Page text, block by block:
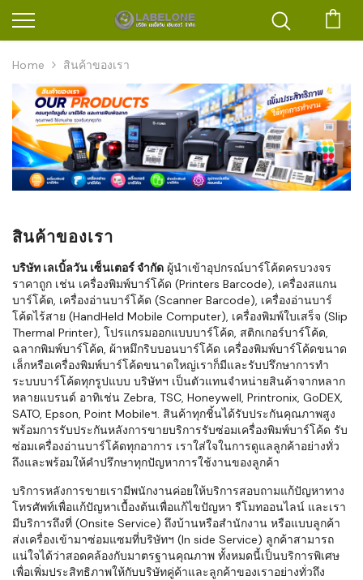
Home สินค้าของเรา
สินค้าของเรา
บริษัท เลเบิ้ลวัน เซ็นเตอร์ จำกัด ผู้นำเข้าอุปกรณ์บาร์โค้ดครบวงจร
ราคาถูก เช่น เครื่องพิมพ์บาร์โค้ด (Printers Barcode), เครื่องสแกน
บาร์โค้ด, เครื่องอ่านบาร์โค้ด (Scanner Barcode), เครื่องอ่านบาร์
โค้ดไร้สาย (HandHeld Mobile Computer), เครื่องพิมพ์ใบเสร็จ (Slip
Thermal Printer), โปรแกรมออกแบบบาร์โค้ด, สติกเกอร์บาร์โค้ด,
ฉลากพิมพ์บาร์โค้ด, ผ้าหมึกริบบอนบาร์โค้ด เครื่องพิมพ์บาร์โค้ดขนาด
เล็กหรือเครื่องพิมพ์บาร์โค้ดขนาดใหญ่เราก็มีและรับปรึกษาการทำ
ระบบบาร์โค้ดทุกรูปแบบ บริษัทฯ เป็นตัวแทนจำหน่ายสินค้าจากหลาก
หลายแบรนด์ อาทิเช่น Zebra, TSC, Honeywell, Printronix, GoDEX,
SATO, Epson, Point Mobileฯ. สินค้าทุกชิ้นได้รับประกันคุณภาพสูง
พร้อมการรับประกันหลังการขายบริการรับซ่อมเครื่องพิมพ์บาร์โค้ด รับ
ซ่อมเครื่องอ่านบาร์โค้ดทุกอาการ เราใส่ใจในการดูแลลูกค้าอย่างทั่ว
ถึงและพร้อมให้คำปรึกษาทุกปัญหาการใช้งานของลูกค้า
บริการหลังการขายเรามีพนักงานค่อยให้บริการสอบถามแก้ปัญหาทาง
โทรศัพท์เพื่อแก้ปัญหาเบื้องต้นเพื่อแก้ไขปัญหา รีโมทออนไลน์ และเรา
มีบริการถึงที่ (Onsite Service) ถึงบ้านหรือสำนักงาน หรือแบบลูกค้า
ส่งเครื่องเข้ามาซ่อมแซมที่บริษัทฯ (In side Service) ลูกค้าสามารถ
แน่ใจได้ว่าสอดคล้องกับมาตรฐานคุณภาพ ทั้งหมดนี้เป็นบริการพิเศษ
เพื่อเพิ่มประสิทธิภาพให้กับบริษัทคู่ค้าและลูกค้าของเราอย่างทั่วถึง